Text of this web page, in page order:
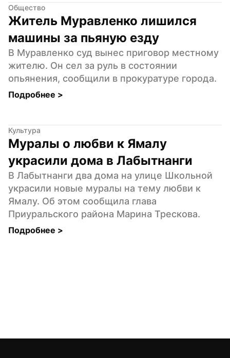
Общество
Житель Муравленко лишился
машины за пьяную езду
В Муравленко суд вынес приговор местному
жителю. Он сел за руль в состоянии
опьянения, сообщили в прокуратуре города.
Подробнее >
Культура
Муралы о любви к Ямалу
украсили дома в Лабытнанги
В Лабытнанги два дома на улице Школьной
украсили новые муралы на тему любви к
Ямалу. Об этом сообщила глава
Приуральского района Марина Трескова.
Подробнее >